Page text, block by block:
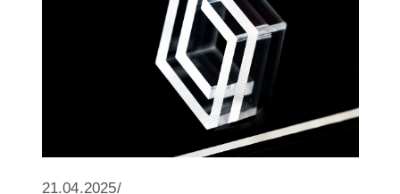
21.04.2025/